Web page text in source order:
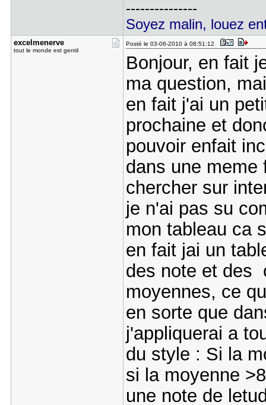
---------------
Soyez malin, louez
excelmener​ve
tout le monde est gentil
Posté le 03-06-2010 à 08:51:12
Bonjour, en fait
ma question,
en fait j'ai un
prochaine et
pouvoir enfait
dans une meme
chercher sur
je n'ai pas su
mon tableau ca
en fait jai un
des note et des
moyennes, ce
en sorte que
j'appliquerai a
du style : Si la
si la moyenne
une note de